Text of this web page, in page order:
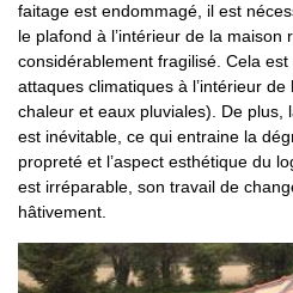
faitage est endommagé, il est
le plafond à l’intérieur de la maison
considérablement fragilisé. Cela
attaques climatiques à l’intérieur
chaleur et eaux pluviales). De plus,
est inévitable, ce qui entraine la
propreté et l’aspect esthétique du
est irréparable, son travail de
hâtivement.